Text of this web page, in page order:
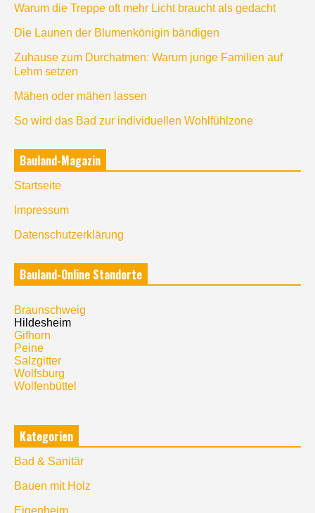
Warum die Treppe oft mehr Licht braucht als gedacht
Die Launen der Blumenkönigin bändigen
Zuhause zum Durchatmen: Warum junge Familien auf
Lehm setzen
Mähen oder mähen lassen
So wird das Bad zur individuellen Wohlfühlzone
Bauland-Magazin
Startseite
Impressum
Datenschutzerklärung
Bauland-Online Standorte
Braunschweig
Hildesheim
Gifhorn
Peine
Salzgitter
Wolfsburg
Wolfenbüttel
Kategorien
Bad & Sanitär
Bauen mit Holz
Eigenheim